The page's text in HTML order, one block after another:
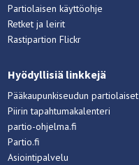
Partiolaisen käyttöohje
Retket ja leirit
Rastipartion Flickr
Hyödyllisiä linkkejä
Pääkaupunkiseudun partiolaiset
Piirin tapahtumakalenteri
partio-ohjelma.fi
Partio.fi
Asiointipalvelu